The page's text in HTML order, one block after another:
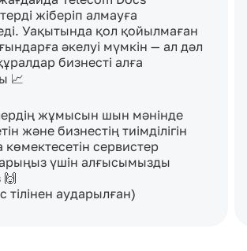
жіберіп алмауға
Уақытында қол қойылмаған
әкелуі мүмкін — ал дәл
бизнесті алға
📈
жұмысын шын мәнінде
және бизнестің тиімділігін
көмектесетін сервистер
үшін алғысымызды
🙌
тілінен аударылған)